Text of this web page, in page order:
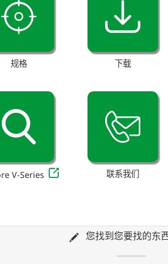
规格 下载
V-Series 联系我们
您找到您要找的东